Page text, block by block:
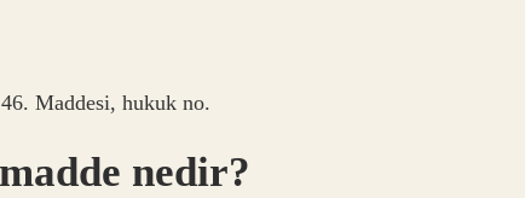
Maddesi, hukuk no.
nedir?